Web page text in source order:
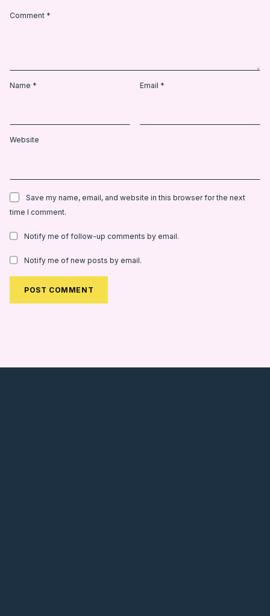
Comment *
Name * Email *
Website
Save my name, email, and website in this browser for the next
time I comment.
Notify me of follow-up comments by email.
Notify me of new posts by email.